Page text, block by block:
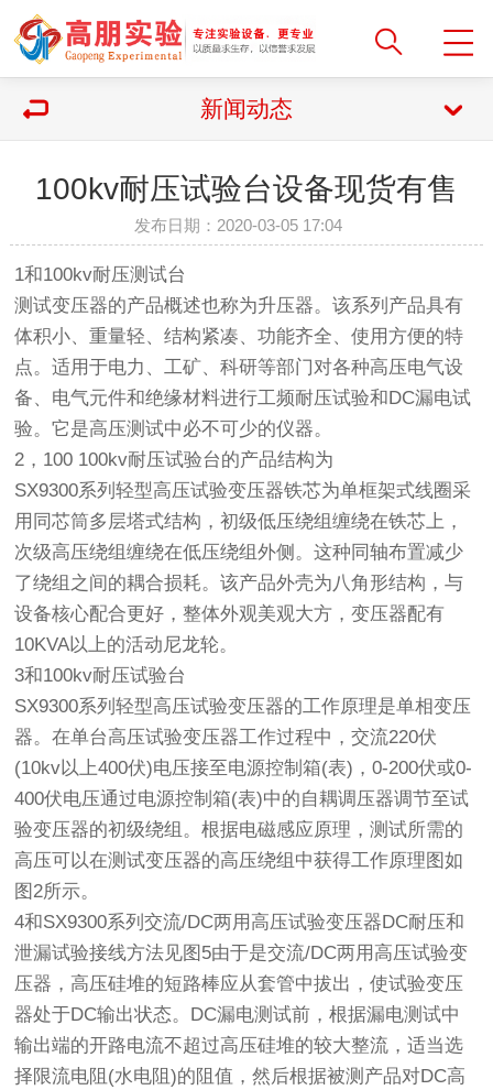
新闻动态
100kv耐压试验台设备现货有售
发布日期：2020-03-05 17:04
1和100kv耐压测试台
测试变压器的产品概述也称为升压器。该系列产品具有
体积小、重量轻、结构紧凑、功能齐全、使用方便的特
点。适用于电力、工矿、科研等部门对各种高压电气设
备、电气元件和绝缘材料进行工频耐压试验和DC漏电试
验。它是高压测试中必不可少的仪器。
2，100 100kv耐压试验台的产品结构为
SX9300系列轻型高压试验变压器铁芯为单框架式线圈采
用同芯筒多层塔式结构，初级低压绕组缠绕在铁芯上，
次级高压绕组缠绕在低压绕组外侧。这种同轴布置减少
了绕组之间的耦合损耗。该产品外壳为八角形结构，与
设备核心配合更好，整体外观美观大方，变压器配有
10KVA以上的活动尼龙轮。
3和100kv耐压试验台
SX9300系列轻型高压试验变压器的工作原理是单相变压
器。在单台高压试验变压器工作过程中，交流220伏
(10kv以上400伏)电压接至电源控制箱(表)，0-200伏或0-
400伏电压通过电源控制箱(表)中的自耦调压器调节至试
验变压器的初级绕组。根据电磁感应原理，测试所需的
高压可以在测试变压器的高压绕组中获得工作原理图如
图2所示。
4和SX9300系列交流/DC两用高压试验变压器DC耐压和
泄漏试验接线方法见图5由于是交流/DC两用高压试验变
压器，高压硅堆的短路棒应从套管中拔出，使试验变压
器处于DC输出状态。DC漏电测试前，根据漏电测试中
输出端的开路电流不超过高压硅堆的较大整流，适当选
择限流电阻(水电阻)的阻值，然后根据被测产品对DC高